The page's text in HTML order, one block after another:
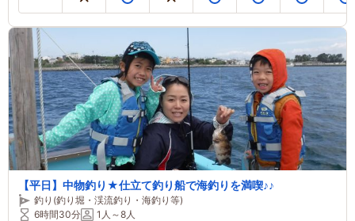
【平日】中物釣り★仕立て釣り船で海釣りを満喫♪♪
釣り(釣り堀・渓流釣り・海釣り等)
6時間30分
1人～8人